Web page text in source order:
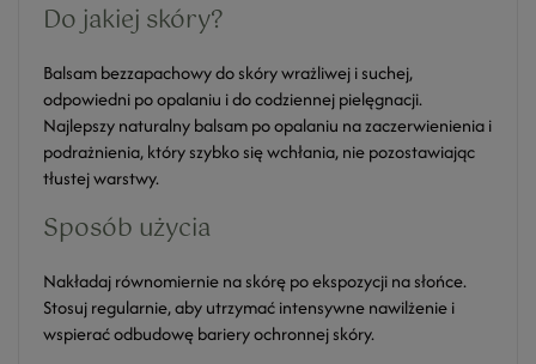
Do jakiej skóry?
Balsam bezzapachowy do skóry wrażliwej i suchej,
odpowiedni po opalaniu i do codziennej pielęgnacji.
Najlepszy naturalny balsam po opalaniu na zaczerwienienia i
podrażnienia, który szybko się wchłania, nie pozostawiając
tłustej warstwy.
Sposób użycia
Nakładaj równomiernie na skórę po ekspozycji na słońce.
Stosuj regularnie, aby utrzymać intensywne nawilżenie i
wspierać odbudowę bariery ochronnej skóry.